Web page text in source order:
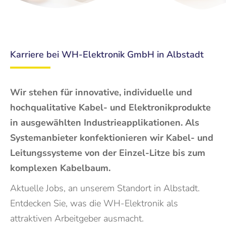
Karriere bei WH-Elektronik GmbH in Albstadt
Wir stehen für innovative, individuelle und
hochqualitative Kabel- und Elektronikprodukte
in ausgewählten Industrieapplikationen. Als
Systemanbieter konfektionieren wir Kabel- und
Leitungssysteme von der Einzel-Litze bis zum
komplexen Kabelbaum.
Aktuelle Jobs, an unserem Standort in Albstadt.
Entdecken Sie, was die WH-Elektronik als
attraktiven Arbeitgeber ausmacht.